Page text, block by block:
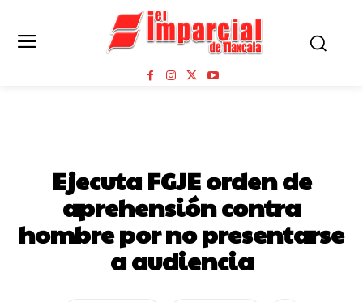
Ejecuta FGJE orden de
aprehensión contra
hombre por no presentarse
a audiencia